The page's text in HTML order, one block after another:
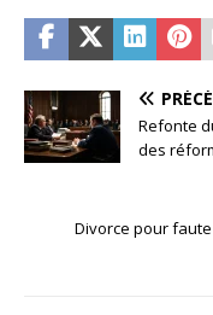
Refonte
des
Divorce pour